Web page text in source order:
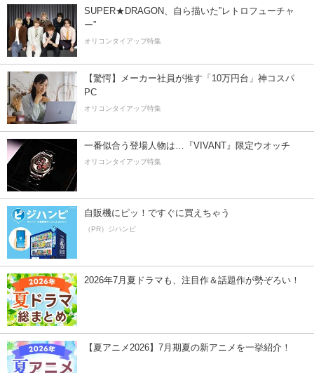
SUPER★DRAGON、自ら描いた”レトロフューチャ
ー”
オリコンタイアップ特集
【驚愕】メーカー社員が推す「10万円台」神コスパ
PC
オリコンタイアップ特集
一番似合う登場人物は…『VIVANT』限定ウオッチ
オリコンタイアップ特集
自販機にピッ！ですぐに買えちゃう
（PR）ジハンピ
2026年7月夏ドラマも、注目作＆話題作が勢ぞろい！
【夏アニメ2026】7月期夏の新アニメを一挙紹介！